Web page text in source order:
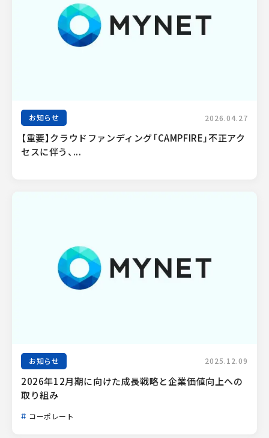
お知らせ 2026.04.27
【重要】クラウドファンディング「CAMPFIRE」不正アク
セスに伴う、...
お知らせ 2025.12.09
2026年12月期に向けた成長戦略と企業価値向上への
取り組み
コーポレート